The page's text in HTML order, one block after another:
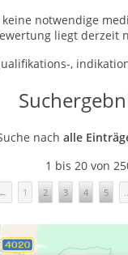
notwendige
liegt derzeit
,
nach alle
1 bis 20 von
← 1 2 3 4 5